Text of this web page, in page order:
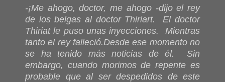
-¡Me ahogo, doctor, me ahogo -dijo el rey
de los belgas al doctor Thiriart. El doctor
Thiriat le puso unas inyecciones. Mientras
tanto el rey falleció.Desde ese momento no
se ha tenido más noticias de él. Sin
embargo, cuando morimos de repente es
probable que al ser despedidos de este